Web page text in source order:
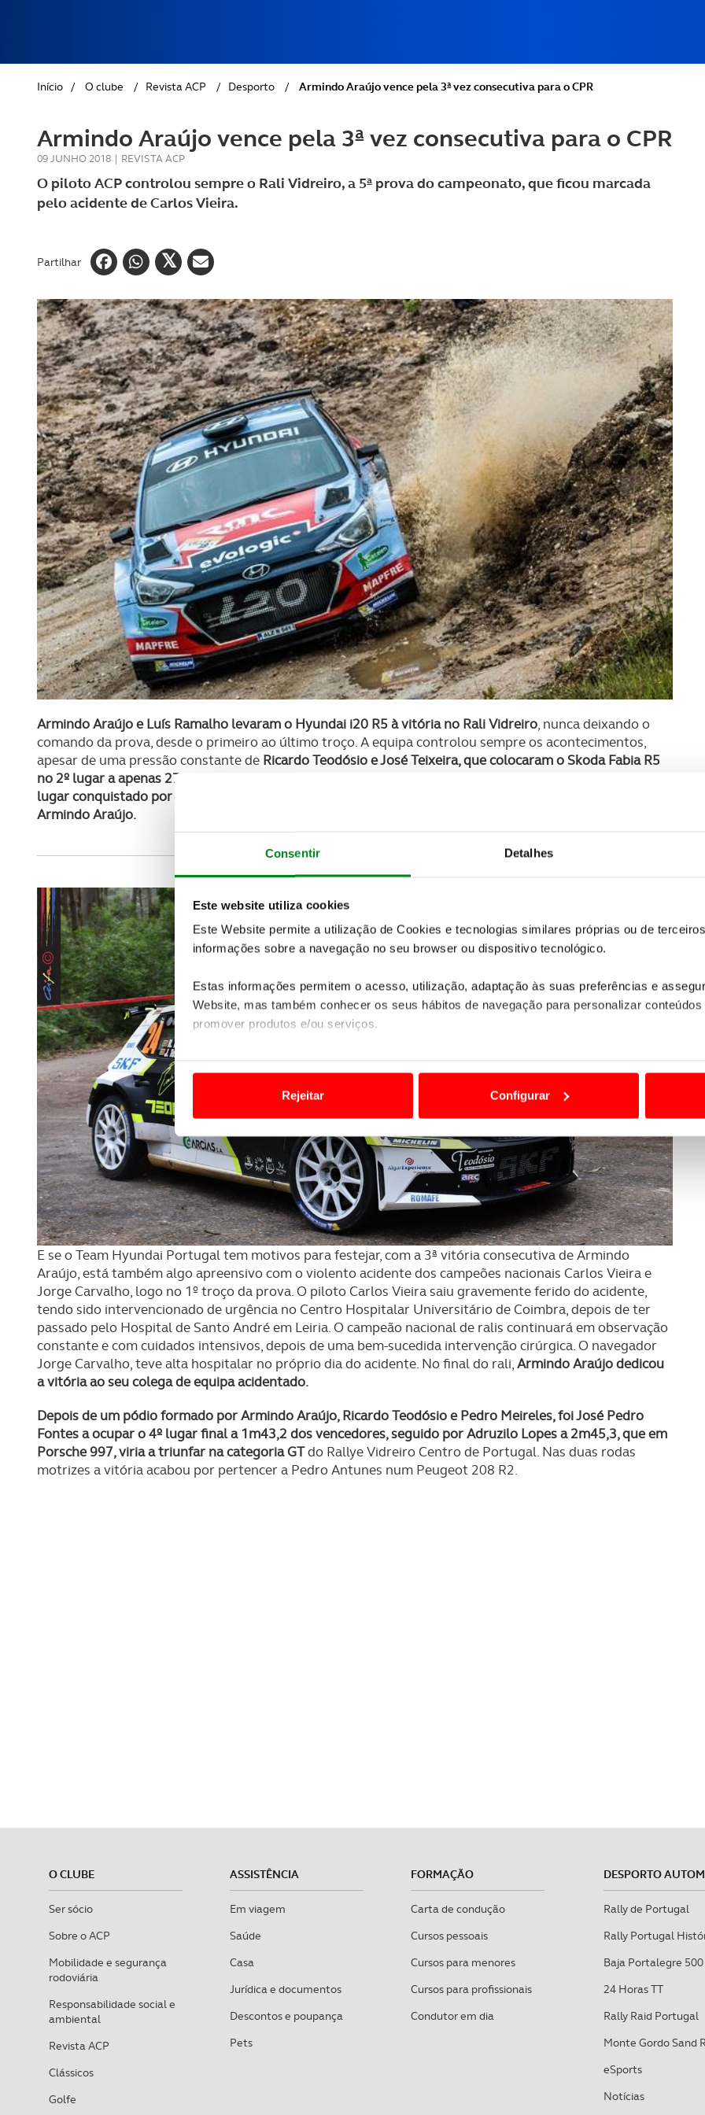
Consentir Detalhes
Este website utiliza cookies
Este Website permite a utilização de Cookies e tecnologias similares próprias ou de
informações sobre a navegação no seu browser ou dispositivo tecnológico.
Estas informações permitem o acesso, utilização, adaptação às suas preferências e
Website, mas também conhecer os seus hábitos de navegação para personalizar
promover produtos e/ou serviços.
Usamos cookies para melhorar a sua experiência digital, personalizar conteúdos e
funcionalidades de redes sociais, bem como para analisar dados de navegação no nosso
Adicionalmente partilhamos informação, relativa à sua utilização do nosso site de
e organizações na UE e em países terceiros.
O ACP garantirá que as transferências internacionais de dados pessoais serão realizadas
consentimento e quando tal se afigure estritamente necessário no contexto dos serviços a
Realçamos que o bloqueio de certo tipo de Cookies e tecnologias similares pode ter impacto
navegação no Website e nos serviços disponibilizados.
Consulte a política de cookies do site.
Rejeitar Configurar
GOLFE
AUTOCARAVANISMO
Início / O clube / Revista ACP / Desporto / Armindo Araújo vence pela 3ª vez consecutiva para o CPR
Armindo Araújo vence pela 3ª vez consecutiva para o CPR
09 JUNHO 2018 | REVISTA ACP
O piloto ACP controlou sempre o Rali Vidreiro, a 5ª prova do campeonato, que ficou marcada
pelo acidente de Carlos Vieira.
Partilhar
Armindo Araújo e Luís Ramalho levaram o Hyundai i20 R5 à vitória no Rali Vidreiro, nunca deixando o
comando da prova, desde o primeiro ao último troço. A equipa controlou sempre os acontecimentos,
apesar de uma pressão constante de Ricardo Teodósio e José Teixeira, que colocaram o Skoda Fabia R5
no 2º lugar a apenas 27 segundos de diferença
lugar conquistado por Pedro Meireles e Mário Castro, também num Skoda Fabia R5 a 1m22,9 de
Armindo Araújo.
E se o Team Hyundai Portugal tem motivos para festejar, com a 3ª vitória consecutiva de Armindo
Araújo, está também algo apreensivo com o violento acidente dos campeões nacionais Carlos Vieira e
Jorge Carvalho, logo no 1º troço da prova. O piloto Carlos Vieira saiu gravemente ferido do acidente,
tendo sido intervencionado de urgência no Centro Hospitalar Universitário de Coimbra, depois de ter
passado pelo Hospital de Santo André em Leiria. O campeão nacional de ralis continuará em observação
constante e com cuidados intensivos, depois de uma bem-sucedida intervenção cirúrgica. O navegador
Jorge Carvalho, teve alta hospitalar no próprio dia do acidente. No final do rali,Armindo Araújo dedicou
a vitória ao seu colega de equipa acidentado.
Depois de um pódio formado por Armindo Araújo, Ricardo Teodósio e Pedro Meireles, foi José Pedro
Fontes a ocupar o 4º lugar final a 1m43,2 dos vencedores, seguido por Adruzilo Lopes a 2m45,3, que em
Porsche 997, viria a triunfar na categoria GTdo Rallye Vidreiro Centro de Portugal. Nas duas rodas
motrizes a vitória acabou por pertencer a Pedro Antunes num Peugeot 208 R2.
O CLUBE
Ser sócio
Sobre o ACP
Mobilidade e segurança
rodoviária
Responsabilidade social e
ambiental
Revista ACP
Clássicos
Golfe
ASSISTÊNCIA
Em viagem
Saúde
Casa
Jurídica e documentos
Descontos e poupança
Pets
FORMAÇÃO
Carta de condução
Cursos pessoais
Cursos para menores
Cursos para profissionais
Condutor em dia
DESPORTO
Rally de Portugal
Rally Portugal
Baja Portalegre 500
24 Horas TT
Rally Raid Portugal
Monte Gordo Sand
eSports
Notícias